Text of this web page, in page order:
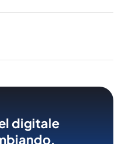
digitale